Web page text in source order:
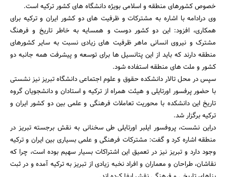
جستجو
خصوص کشورهای منطقه و اسلامی بویژه دانشگاه های کشور ترکیه است.
وی درادامه با اشاره به مشترکات و ظرفیت های دو کشور ایران و ترکیه برای
همکاری، افزود: این دو کشور دوست و همسایه به خاطر تاریخ و فرهنگ
مشترک و نیروی انسانی ماهر ظرفیت های زیادی نسبت به سایر کشورهای
منطقه دارند که باید از این پتانسیل ها برای توسعه و پیشرفت همه جانبه دو
کشور و ملت های منطقه استفاده شود.
سپس در محل تالار دانشکده حقوق و علوم اجتماعی دانشگاه تبریز نیز نشستی
با حضور پرفسور اورتایلی و هیئت همراه از ترکیه و استادان و دانشجویان گروه
تاریخ این دانشکده با محوریت تعاملات فرهنگی و علمی بین دو کشور ایران و
ترکیه برگزار شد.
دراین نشست، پروفسور ایلبر اورتایلی طی سخنانی به نقش برجسته تبریز در
منطقه اشاره کرد و گفت: مشترکات فرهنگی و علمی بسیاری بین ایران و ترکیه
وجود دارد و تبریز نیز در تعمیق این اشتراکات بسیار سهیم بوده است، چرا که
نقاشان، طراحان و معماران و افراد نخبه زیادی از تبریز به ترکیه آمده و در ثبت